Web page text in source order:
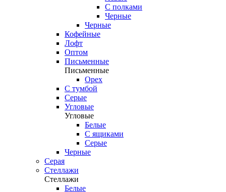
С полками
Черные
Черные
Кофейные
Лофт
Оптом
Письменные
Письменные
Орех
С тумбой
Серые
Угловые
Угловые
Белые
С ящиками
Серые
Черные
Серая
Стеллажи
Стеллажи
Белые